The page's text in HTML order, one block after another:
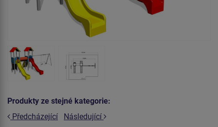
Produkty ze stejné kategorie:
Předcházející
Následující